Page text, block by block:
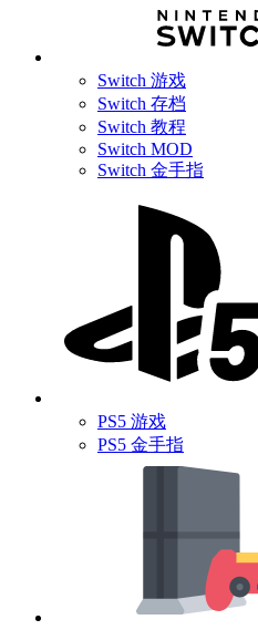
Switch 游戏
Switch 存档
Switch 教程
Switch MOD
Switch 金手指
PS5 游戏
PS5 金手指